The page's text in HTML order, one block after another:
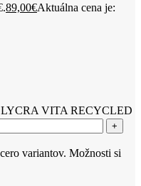
89,00€Aktuálna cena je:
LYCRA VITA RECYCLED
variantov. Možnosti si